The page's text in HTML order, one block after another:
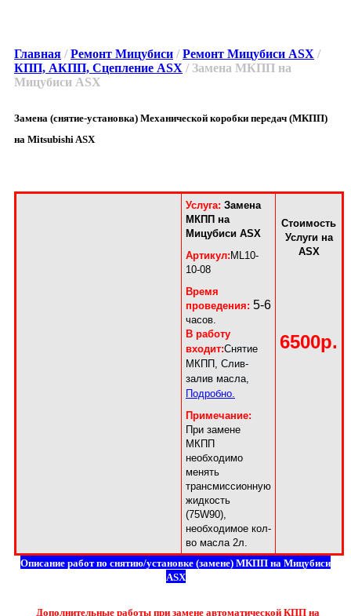
Главная / Ремонт Мицубиси / Ремонт Мицубиси ASX /
КПП, АКПП, Сцепление ASX / Замена МКПП на
Мицубиси ASX
Замена (снятие-установка) Механической коробки передач (МКПП)
на Mitsubishi ASX
Услуга: Замена
МКПП на
Мицубиси ASX
Стоимость
Услуги на
ASX
Артикул: ML10-
10-08
Время
проведения: 5-6
часов.
В работу
входит:Снятие
МКПП, Слив-
залив масла,
Подробно.
6500р.
Примечание:
При замене
МКПП
необходимо
менять
трансмиссионную
жидкость
(75W90),
необходимое кол-
во масла 2л.
Описание работ по снятию/установке (замене) МКПП на Мицубиси
ASX
Дополнительные работы при замене автоматической КПП на